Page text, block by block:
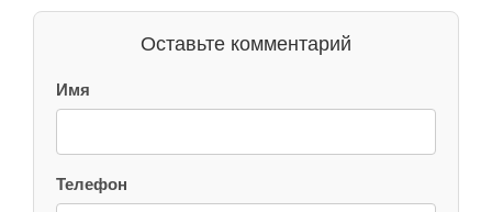
Оставьте комментарий
Имя
Телефон